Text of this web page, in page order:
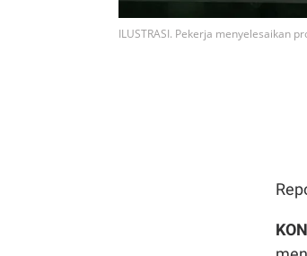
ILUSTRASI. Pekerja menyelesaikan